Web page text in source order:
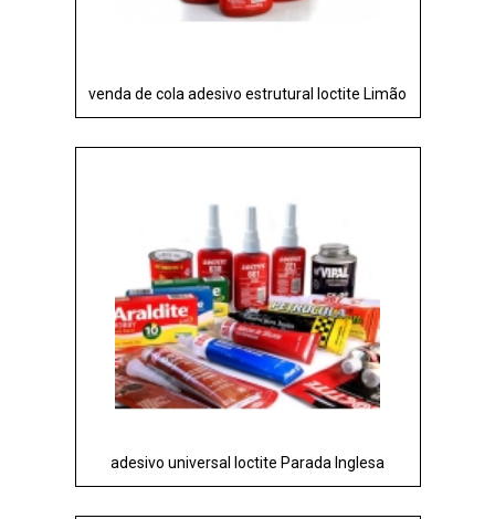
venda de cola adesivo estrutural loctite Limão
adesivo universal loctite Parada Inglesa